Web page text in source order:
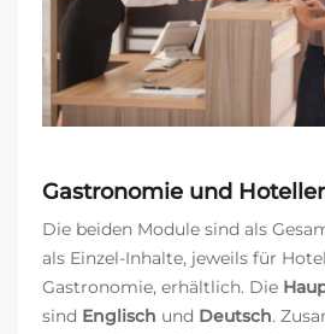
Gastronomie und
Die beiden Module sind als
als Einzel-Inhalte, jeweils für
Gastronomie, erhältlich. Die
sind Englisch und Deutsch.